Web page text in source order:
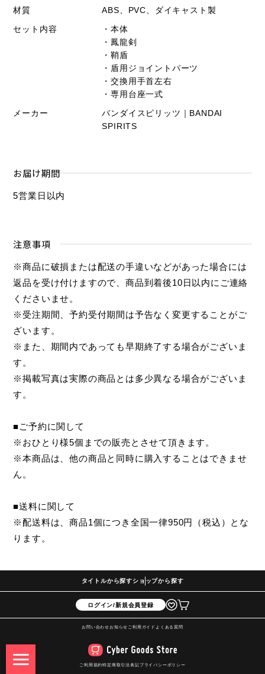
材質
ABS、PVC、ダイキャスト製
セット内容
・本体
・鳳龍剣
・鞘盾
・盾用ジョイントパーツ
・交換用手首左右
・専用台座一式
メーカー
バンダイスピリッツ｜BANDAI
SPIRITS
お届け期間
5営業日以内
注意事項
※商品に破損または配送の手違いなどがあった場合には
返品を受け付けますので、商品到着後10日以内にご連絡
くださいませ。
※受注期間、予約受付期間は予告なく変更することがご
ざいます。
※また、期間内であっても早期終了する場合がございま
す。
※掲載写真は実際の商品とは多少異なる場合がございま
す。
■ご予約に関して
※おひとり様5個までの販売とさせて頂きます。
※本商品は、他の商品と同時に購入することはできませ
ん。
■送料に関して
※配送料は、商品1個につき全国一律950円（税込）とな
ります。
タイトルから探すショップから探す
ログイン/新規会員登録
お問い合わせ お知らせ ご利用ガイド よくある質問
ご利用規約特定商取引法表記プライバシーポリシー